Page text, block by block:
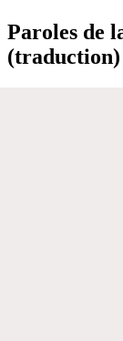
Paroles de